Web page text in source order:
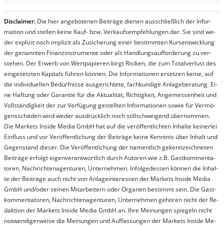
Dis­clai­mer: Die hier an­ge­bo­te­nen Bei­trä­ge die­nen aus­schließ­lich der In­for­
ma­t­ion und stel­len kei­ne Kauf- bzw. Ver­kaufs­em­pfeh­lung­en dar. Sie sind we­
der ex­pli­zit noch im­pli­zit als Zu­sich­er­ung ei­ner be­stim­mt­en Kurs­ent­wick­lung
der ge­nan­nt­en Fi­nanz­in­stru­men­te oder als Handl­ungs­auf­for­der­ung zu ver­
steh­en. Der Er­werb von Wert­pa­pier­en birgt Ri­si­ken, die zum To­tal­ver­lust des
ein­ge­setz­ten Ka­pi­tals füh­ren kön­nen. Die In­for­ma­tion­en er­setz­en kei­ne, auf
die in­di­vi­du­el­len Be­dür­fnis­se aus­ge­rich­te­te, fach­kun­di­ge An­la­ge­be­ra­tung. Ei­
ne Haf­tung oder Ga­ran­tie für die Ak­tu­ali­tät, Rich­tig­keit, An­ge­mes­sen­heit und
Vol­lständ­ig­keit der zur Ver­fü­gung ge­stel­lt­en In­for­ma­tion­en so­wie für Ver­mö­
gens­schä­den wird we­der aus­drück­lich noch stil­lschwei­gend über­nom­men.
Die Mar­kets In­side Me­dia GmbH hat auf die ver­öf­fent­lich­ten In­hal­te kei­ner­lei
Ein­fluss und vor Ver­öf­fent­lich­ung der Bei­trä­ge kei­ne Ken­nt­nis über In­halt und
Ge­gen­stand die­ser. Die Ver­öf­fent­lich­ung der na­ment­lich ge­kenn­zeich­net­en
Bei­trä­ge er­folgt ei­gen­ver­ant­wort­lich durch Au­tor­en wie z.B. Gast­kom­men­ta­
tor­en, Nach­richt­en­ag­en­tur­en, Un­ter­neh­men. In­fol­ge­des­sen kön­nen die In­hal­
te der Bei­trä­ge auch nicht von An­la­ge­in­te­res­sen der Mar­kets In­side Me­dia
GmbH und/oder sei­nen Mit­ar­bei­tern oder Or­ga­nen be­stim­mt sein. Die Gast­
kom­men­ta­tor­en, Nach­rich­ten­ag­en­tur­en, Un­ter­neh­men ge­hör­en nicht der Re­
dak­tion der Mar­kets In­side Me­dia GmbH an. Ihre Mei­nung­en spie­geln nicht
not­wen­di­ger­wei­se die Mei­nung­en und Auf­fas­sung­en der Mar­kets In­side Me­